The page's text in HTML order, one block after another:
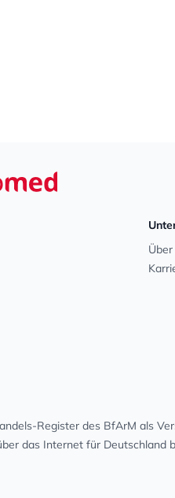
Register des BfArM als
das Internet für Deutschland